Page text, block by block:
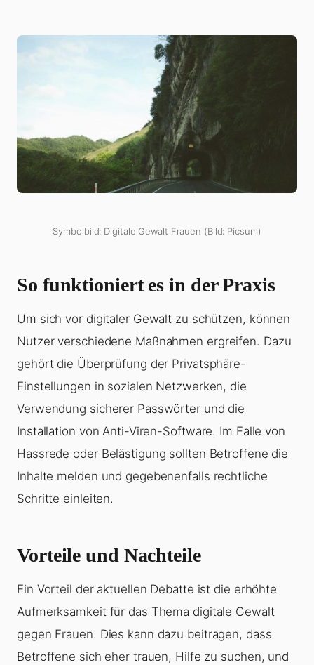
Symbolbild: Digitale Gewalt Frauen (Bild: Picsum)
So funktioniert es in der Praxis
Um sich vor digitaler Gewalt zu schützen, können
Nutzer verschiedene Maßnahmen ergreifen. Dazu
gehört die Überprüfung der Privatsphäre-
Einstellungen in sozialen Netzwerken, die
Verwendung sicherer Passwörter und die
Installation von Anti-Viren-Software. Im Falle von
Hassrede oder Belästigung sollten Betroffene die
Inhalte melden und gegebenenfalls rechtliche
Schritte einleiten.
Vorteile und Nachteile
Ein Vorteil der aktuellen Debatte ist die erhöhte
Aufmerksamkeit für das Thema digitale Gewalt
gegen Frauen. Dies kann dazu beitragen, dass
Betroffene sich eher trauen, Hilfe zu suchen, und